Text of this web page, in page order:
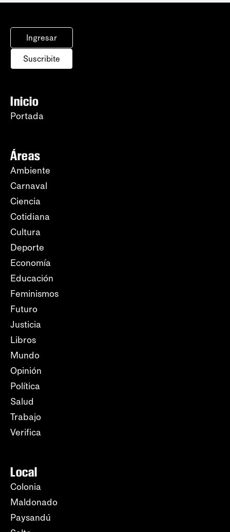
Ingresar
Suscribite
Inicio
Portada
Áreas
Ambiente
Carnaval
Ciencia
Cotidiana
Cultura
Deporte
Economía
Educación
Feminismos
Futuro
Justicia
Libros
Mundo
Opinión
Política
Salud
Trabajo
Verifica
Local
Colonia
Maldonado
Paysandú